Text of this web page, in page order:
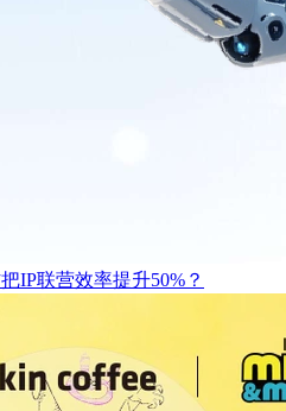
IP联营效率提升50%？